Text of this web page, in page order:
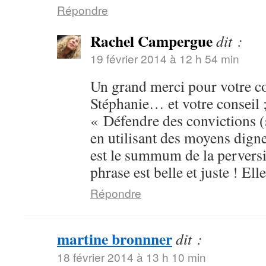
Répondre
Rachel Camperguedit :
19 février 2014 à 12 h 54 min
Un grand merci pour votre
Stéphanie… et votre conseil
« Défendre des convictions
en utilisant des moyens
est le summum de la
phrase est belle et juste !
Répondre
martine bronnnerdit :
18 février 2014 à 13 h 10 min